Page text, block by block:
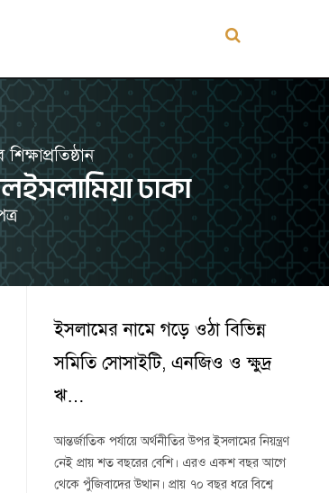
ইসলামের নামে গড়ে ওঠা বিভিন্ন
সমিতি সোসাইটি, এনজিও ও ক্ষুদ্র
ঋ…
আন্তর্জাতিক পর্যায়ে অর্থনীতির উপর ইসলামের নিয়ন্ত্রণ
নেই প্রায় শত বছরের বেশি। এরও একশ বছর আগে
থেকে পুঁজিবাদের উত্থান। প্রায় ৭০ বছর ধরে বিশ্বে